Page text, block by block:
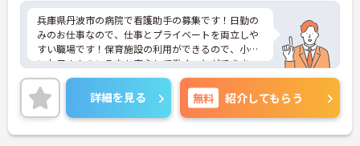
兵庫県丹波市の病院で看護助手の募集です！日勤の
みのお仕事なので、仕事とプライベートを両立しや
すい職場です！保育施設の利用ができるので、小さ
いお子さんのいる方も安心して働くことができま
す！ご興味のある方は、面接ポイントをお伝えしま
すので、お気軽にご連絡ください。
詳細を見る 無料 紹介してもらう